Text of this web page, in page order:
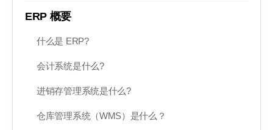
ERP 概要
什么是 ERP?
会计系统是什么?
进销存管理系统是什么?
仓库管理系统（WMS）是什么？